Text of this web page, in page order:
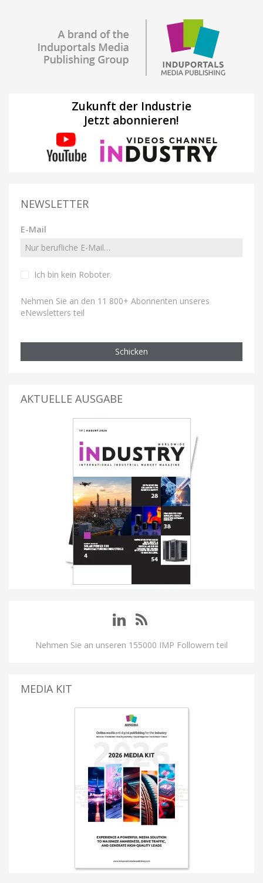
Zukunft der Industrie
Jetzt abonnieren!
NEWSLETTER
E-Mail
Ich bin kein Roboter.
Nehmen Sie an den 11 800+ Abonnenten unseres
eNewsletters teil
Schicken
AKTUELLE AUSGABE
Nehmen Sie an unseren 155000 IMP Followern teil
MEDIA KIT